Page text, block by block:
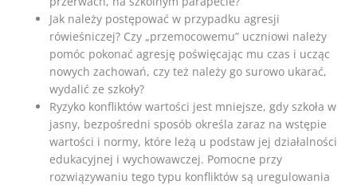
Jak należy postępować w przypadku agresji
rówieśniczej? Czy „przemocowemu” uczniowi należy
pomóc pokonać agresję poświęcając mu czas i ucząc
nowych zachowań, czy też należy go surowo ukarać,
wydalić ze szkoły?
Ryzyko konfliktów wartości jest mniejsze, gdy szkoła w
jasny, bezpośredni sposób określa zaraz na wstępie
wartości i normy, które leżą u podstaw jej działalności
edukacyjnej i wychowawczej. Pomocne przy
rozwiązywaniu tego typu konfliktów są uregulowania